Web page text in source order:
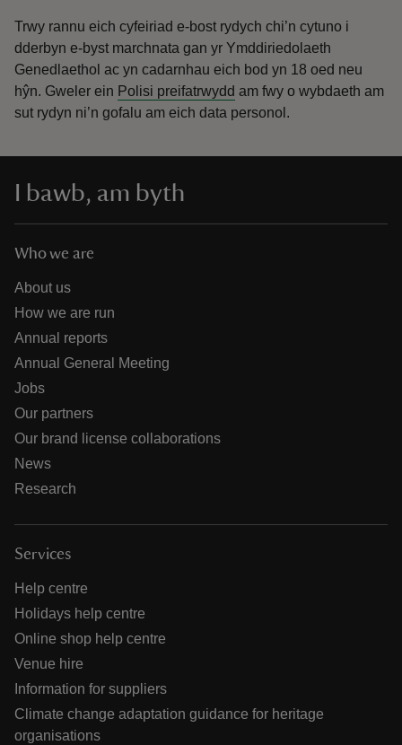
Trwy rannu eich cyfeiriad e-bost rydych chi’n cytuno i
dderbyn e-byst marchnata gan yr Ymddiriedolaeth
Genedlaethol ac yn cadarnhau eich bod yn 18 oed neu
hŷn. Gweler ein Polisi preifatrwydd am fwy o wybdaeth am
sut rydyn ni’n gofalu am eich data personol.
I bawb, am byth
Who we are
About us
How we are run
Annual reports
Annual General Meeting
Jobs
Our partners
Our brand license collaborations
News
Research
Services
Help centre
Holidays help centre
Online shop help centre
Venue hire
Information for suppliers
Climate change adaptation guidance for heritage
organisations